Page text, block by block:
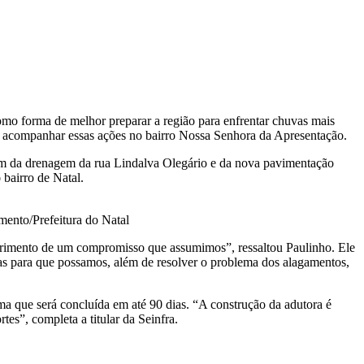
forma de melhor preparar a região para enfrentar chuvas mais
essas ações no bairro Nossa Senhora da Apresentação.
da drenagem da rua Lindalva Olegário e da nova pavimentação
bairro de Natal.
Prefeitura do Natal
de um compromisso que assumimos”, ressaltou Paulinho. Ele
que possamos, além de resolver o problema dos alagamentos,
que será concluída em até 90 dias. “A construção da adutora é
completa a titular da Seinfra.